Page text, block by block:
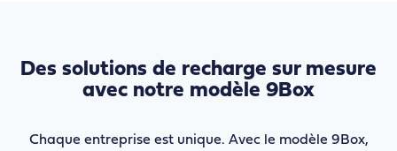
Des solutions de recharge sur mesure
avec notre modèle 9Box
Chaque entreprise est unique. Avec le modèle 9Box,